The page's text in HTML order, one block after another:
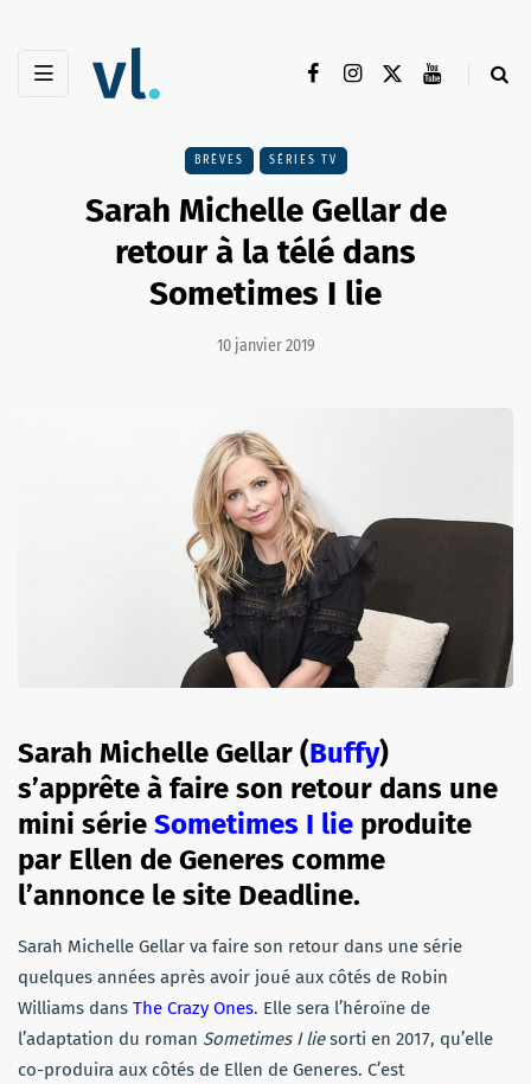
BRÈVES SÉRIES TV
Sarah Michelle Gellar de
retour à la télé dans
Sometimes I lie
10 janvier 2019
Sarah Michelle Gellar (Buffy)
s’apprête à faire son retour dans une
mini série Sometimes I lie produite
par Ellen de Generes comme
l’annonce le site Deadline.
Sarah Michelle Gellar va faire son retour dans une série
quelques années après avoir joué aux côtés de Robin
Williams dans The Crazy Ones. Elle sera l’héroïne de
l’adaptation du roman Sometimes I liesorti en 2017, qu’elle
co-produira aux côtés de Ellen de Generes. C’est